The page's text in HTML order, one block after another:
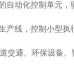
自动化控制单元
产线，控制小型
交通、环保设备